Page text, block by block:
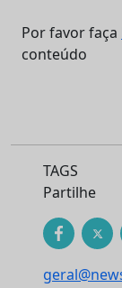
Por favor faça
conteúdo
TAGS
Partilhe